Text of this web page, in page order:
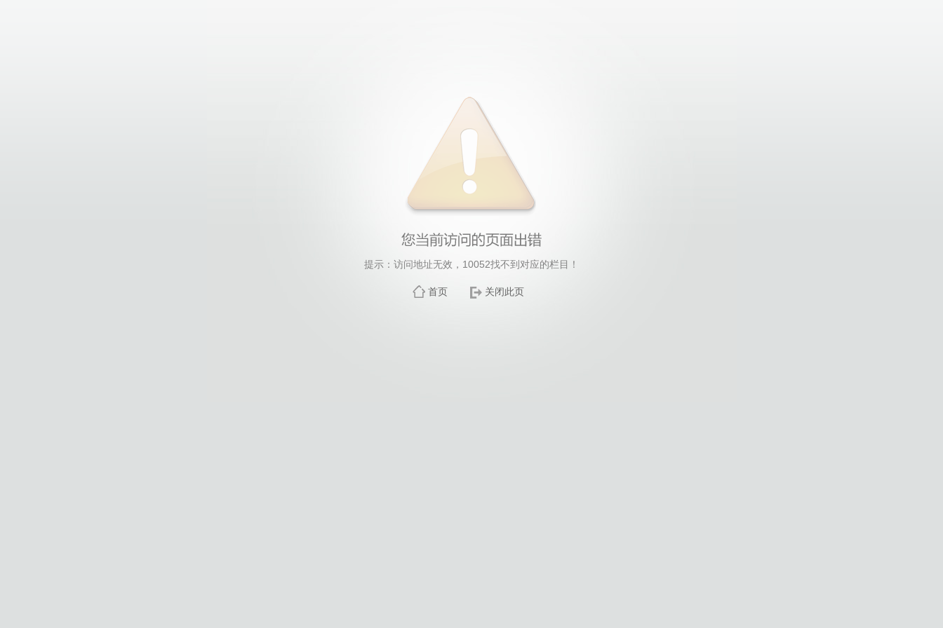
提示：访问地址无效，10052找不到对应的栏目！
首页 关闭此页